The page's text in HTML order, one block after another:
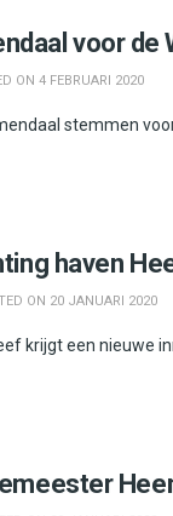
voor de
ON 4 FEBRUARI 2020
stemmen
haven
ON 20 JANUARI 2020
krijgt een nieuwe